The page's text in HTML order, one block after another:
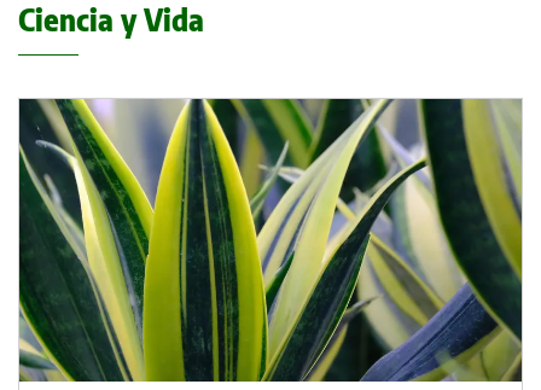
Ciencia y Vida